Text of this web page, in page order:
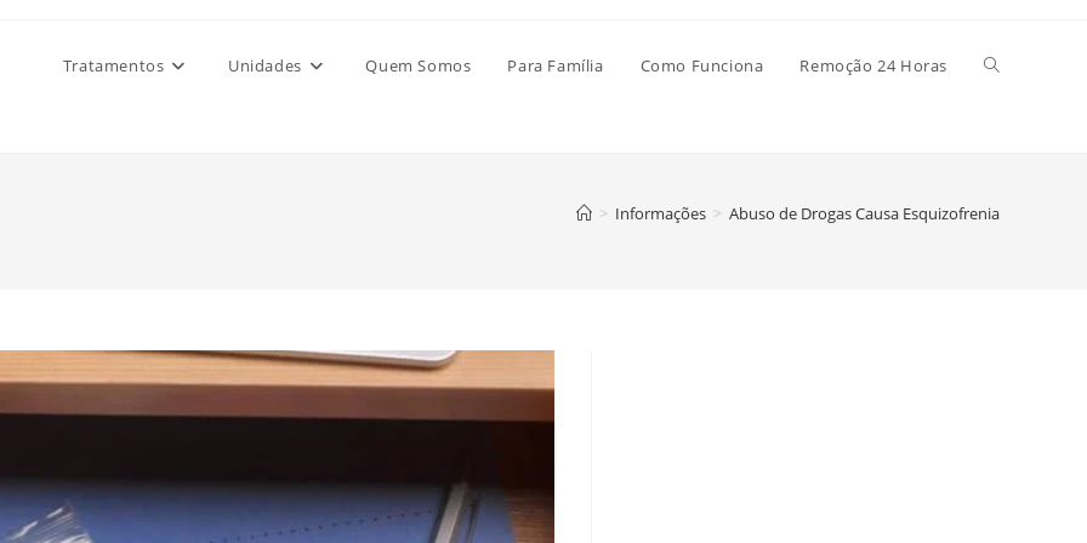
Tratamentos Unidades Quem Somos Para Família Como Funciona Remoção 24 Horas Alternar
> Informações > Abuso de Drogas Causa Esquizofrenia